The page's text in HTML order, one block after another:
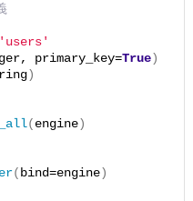
'users'
primary_key=True)
)
(engine)
( bind=engine)